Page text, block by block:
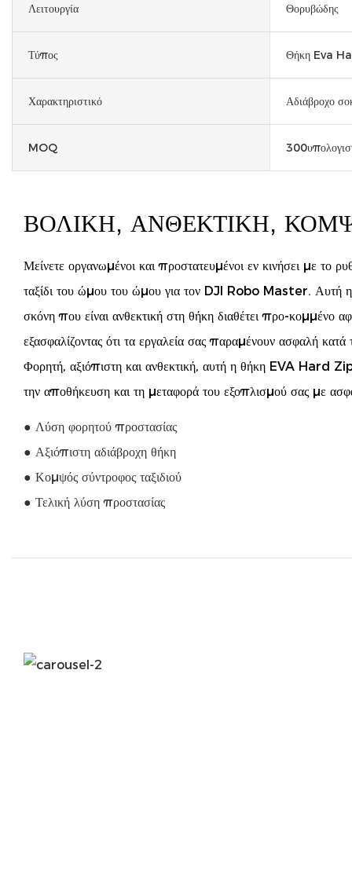
Λειτουργία Θορυβώδης
Τύπος Θήκη Eva
Χαρακτηριστικό Αδιάβροχο
MOQ
ΒΟΛΙΚΉ, ΑΝΘΕΚΤΙΚΉ,
Μείνετε οργανωμένοι και προστατευμένοι εν κινήσει με το
ταξίδι του ώμου του ώμου για τον DJI Robo Master. Αυτή η
σκόνη που είναι ανθεκτική στη θήκη διαθέτει προ-κομμένο
εξασφαλίζοντας ότι τα εργαλεία σας παραμένουν ασφαλή κατά
Φορητή, αξιόπιστη και ανθεκτική, αυτή η θήκη EVA Hard
την αποθήκευση και τη μεταφορά του εξοπλισμού σας με
● Λύση φορητού προστασίας
● Αξιόπιστη αδιάβροχη θήκη
● Κομψός σύντροφος ταξιδιού
● Τελική λύση προστασίας